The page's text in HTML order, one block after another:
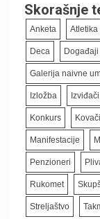
Skorašnje
Anketa Atletika
Deca Događaji
Galerija naivne
Izložba Izviđači
Konkurs
Manifestacije
Penzioneri
Rukomet
Streljaštvo